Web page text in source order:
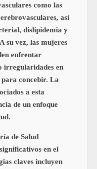
como las
así
dislipidemia y
su vez, las mujeres
enfrentar
irregularidades en
concebir. La
a esta
de un enfoque
de Salud
en el
claves incluyen